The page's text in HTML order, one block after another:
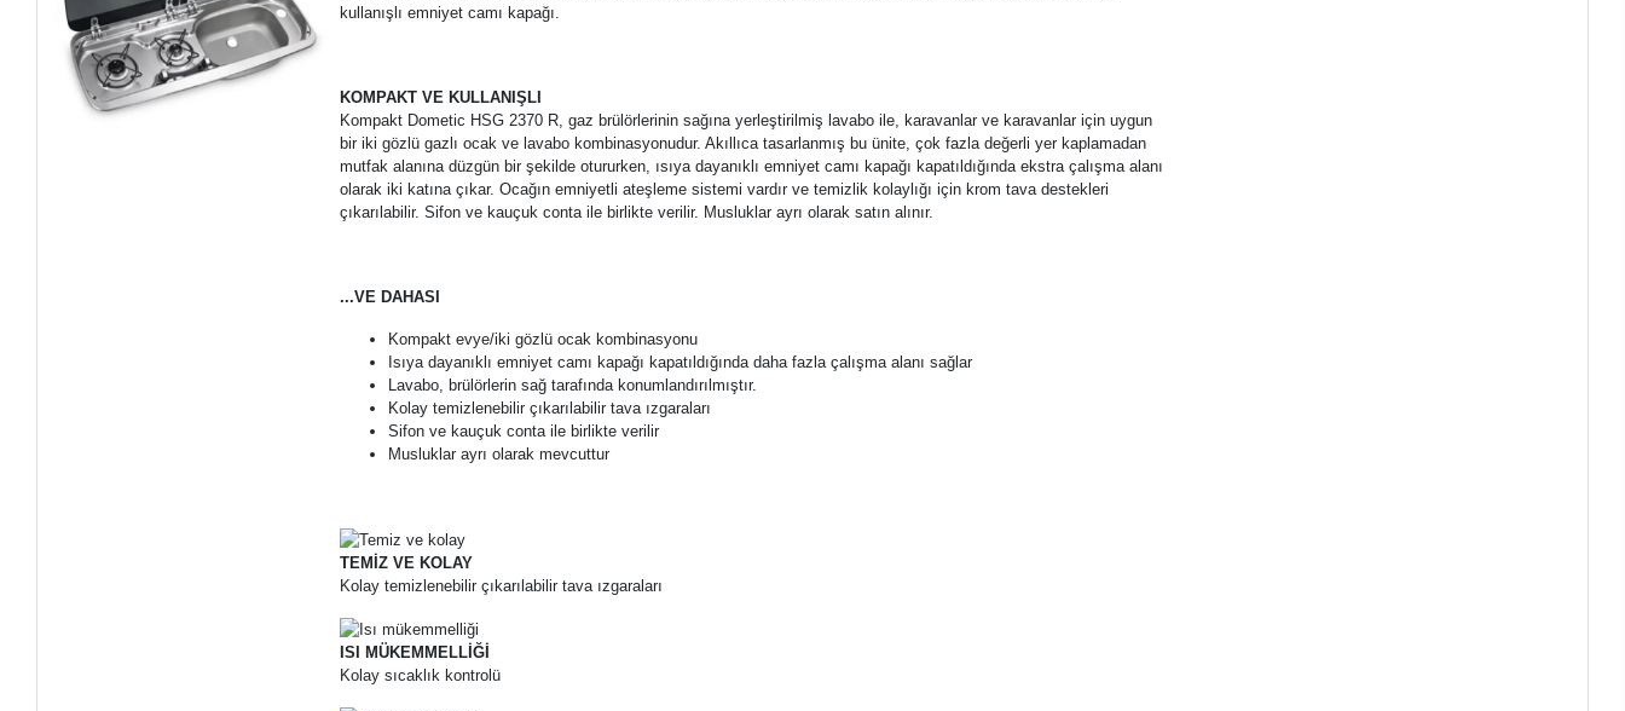
kullanışlı emniyet camı kapağı.
KOMPAKT VE KULLANIŞLI
Kompakt Dometic HSG 2370 R, gaz brülörlerinin sağına yerleştirilmiş lavabo ile, karavanlar ve karavanlar için uygun
bir iki gözlü gazlı ocak ve lavabo kombinasyonudur. Akıllıca tasarlanmış bu ünite, çok fazla değerli yer kaplamadan
mutfak alanına düzgün bir şekilde otururken, ısıya dayanıklı emniyet camı kapağı kapatıldığında ekstra çalışma alanı
olarak iki katına çıkar. Ocağın emniyetli ateşleme sistemi vardır ve temizlik kolaylığı için krom tava destekleri
çıkarılabilir. Sifon ve kauçuk conta ile birlikte verilir. Musluklar ayrı olarak satın alınır.
...VE DAHASI
Kompakt evye/iki gözlü ocak kombinasyonu
Isıya dayanıklı emniyet camı kapağı kapatıldığında daha fazla çalışma alanı sağlar
Lavabo, brülörlerin sağ tarafında konumlandırılmıştır.
Kolay temizlenebilir çıkarılabilir tava ızgaraları
Sifon ve kauçuk conta ile birlikte verilir
Musluklar ayrı olarak mevcuttur
TEMİZ VE KOLAY
Kolay temizlenebilir çıkarılabilir tava ızgaraları
ISI MÜKEMMELLİĞİ
Kolay sıcaklık kontrolü